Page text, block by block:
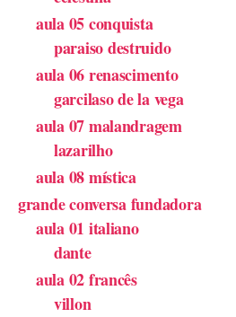
aula 05 conquista
paraiso destruido
aula 06 renascimento
garcilaso de la vega
aula 07 malandragem
lazarilho
aula 08 mística
grande conversa fundadora
aula 01 italiano
dante
aula 02 francês
villon